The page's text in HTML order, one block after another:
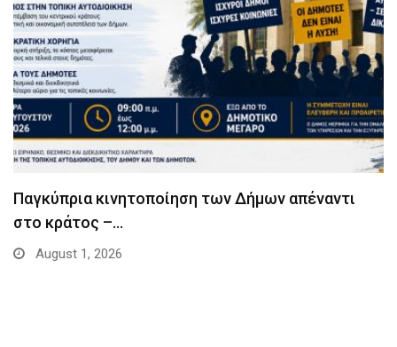
Παγκύπρια κινητοποίηση των Δήμων απέναντι
στο κράτος –…
August 1, 2026